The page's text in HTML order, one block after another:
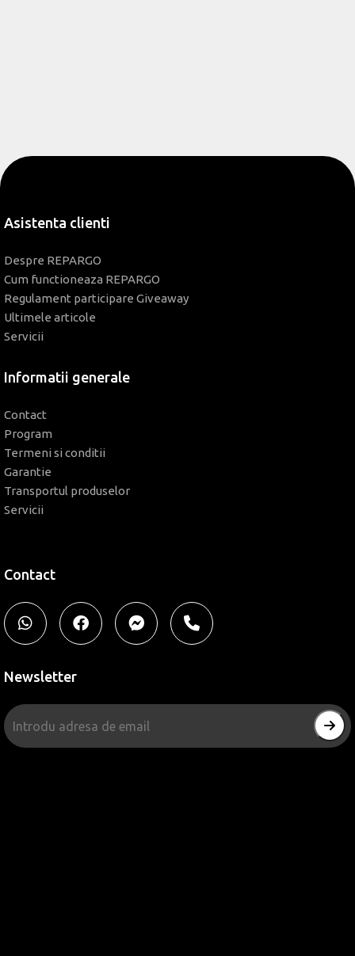
Asistenta clienti
Despre REPARGO
Cum functioneaza REPARGO
Regulament participare Giveaway
Ultimele articole
Servicii
Informatii generale
Contact
Program
Termeni si conditii
Garantie
Transportul produselor
Servicii
Contact
Newsletter